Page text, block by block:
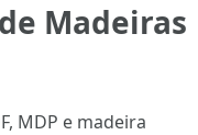
Madeiras
MDP e madeira